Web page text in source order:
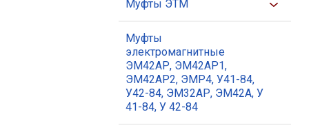
Муфты ЭТМ
Муфты
электромагнитные
ЭМ42АР, ЭМ42АР1,
ЭМ42АР2, ЭМР4, У41-84,
У42-84, ЭМ32АР, ЭМ42А, У
41-84, У 42-84